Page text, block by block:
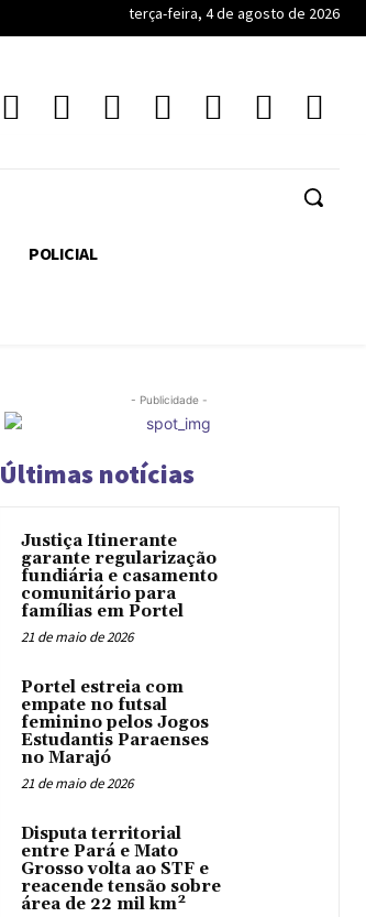
terça-feira, 4 de agosto de 2026
POLICIAL
- Publicidade -
Últimas notícias
Justiça Itinerante
garante regularização
fundiária e casamento
comunitário para
famílias em Portel
21 de maio de 2026
Portel estreia com
empate no futsal
feminino pelos Jogos
Estudantis Paraenses
no Marajó
21 de maio de 2026
Disputa territorial
entre Pará e Mato
Grosso volta ao STF e
reacende tensão sobre
área de 22 mil km²